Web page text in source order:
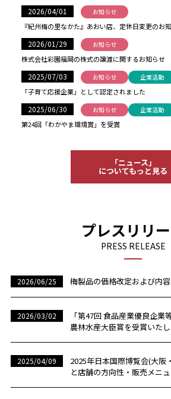
2026/04/01 お知らせ
『紀州梅の里なかた』あおい店、定休日変更のお
2026/01/29 お知らせ
株式会社彩園福岡の株式の譲渡に関するお知らせ
2025/07/03 お知らせ 企業活動
「子育て応援企業」として認定されました
2025/06/30 お知らせ 企業活動
第24回「わかやま環境賞」を受賞
「ニュース」
についてもっと見る
プレスリリ
PRESS RELEASE
2026/06/25 梅製品の価格改定および内
2026/03/02
「第47回 食品産業優良企業
農林水産大臣賞を受賞いたし
2025/04/09
2025年日本国際博覧会(大阪
と店舗の方向性・販売メニ